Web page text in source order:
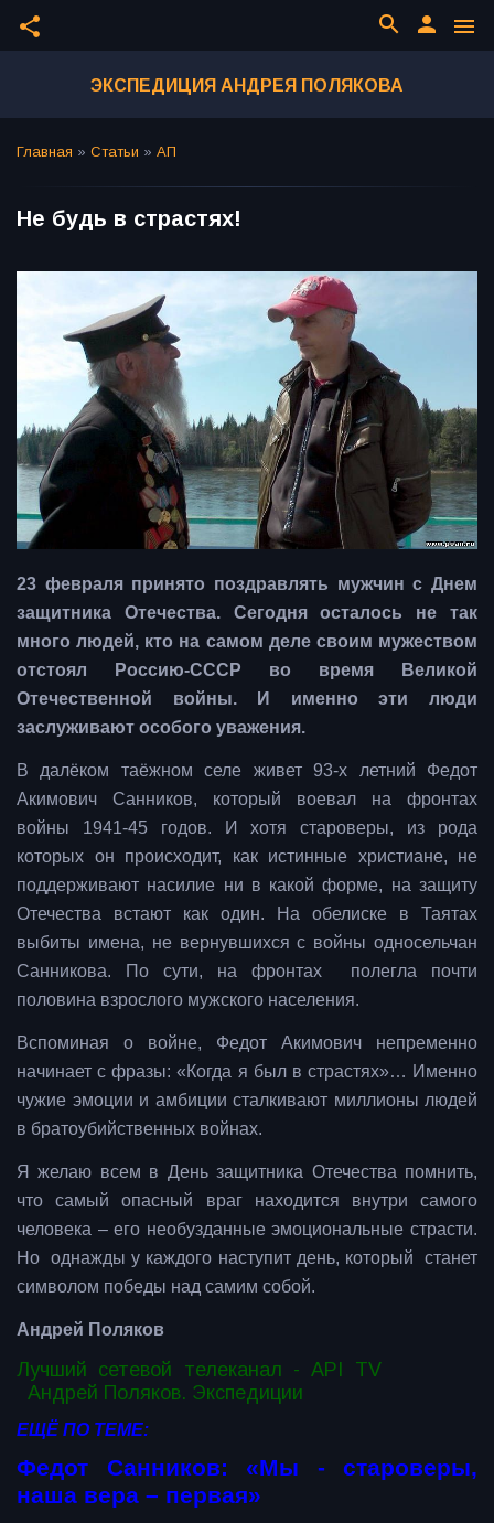
share menu
person
search
ЭКСПЕДИЦИЯ АНДРЕЯ ПОЛЯКОВА
Главная » Статьи » АП
Не будь в страстях!
23 февраля принято поздравлять мужчин с Днем
защитника Отечества. Сегодня осталось не так
много людей, кто на самом деле своим мужеством
отстоял Россию-СССР во время Великой
Отечественной войны. И именно эти люди
заслуживают особого уважения.
В далёком таёжном селе живет 93-х летний Федот
Акимович Санников, который воевал на фронтах
войны 1941-45 годов. И хотя староверы, из рода
которых он происходит, как истинные христиане, не
поддерживают насилие ни в какой форме, на защиту
Отечества встают как один. На обелиске в Таятах
выбиты имена, не вернувшихся с войны односельчан
Санникова. По сути, на фронтах полегла почти
половина взрослого мужского населения.
Вспоминая о войне, Федот Акимович непременно
начинает с фразы: «Когда я был в страстях»… Именно
чужие эмоции и амбиции сталкивают миллионы людей
в братоубийственных войнах.
Я желаю всем в День защитника Отечества помнить,
что самый опасный враг находится внутри самого
человека – его необузданные эмоциональные страсти.
Но однажды у каждого наступит день, который станет
символом победы над самим собой.
Андрей Поляков
Лучший сетевой телеканал - API TV
Андрей Поляков. Экспедиции
ЕЩЁ ПО ТЕМЕ:
Федот Санников: «Мы - староверы,
наша вера – первая»